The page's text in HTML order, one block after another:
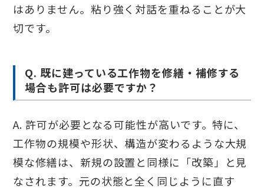
はありません。粘り強く対話を重ねることが大
切です。
Q. 既に建っている工作物を修繕・補修する
場合も許可は必要ですか？
A. 許可が必要となる可能性が高いです。特に、
工作物の規模や形状、構造が変わるような大規
模な修繕は、新規の設置と同様に「改築」と見
なされます。元の状態と全く同じように直す